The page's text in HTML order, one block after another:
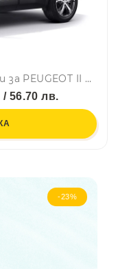
Комплект от 4бр. ветробрани за PEUGEOT II 3008 - 2017-2024
56.70 лв.
-23%